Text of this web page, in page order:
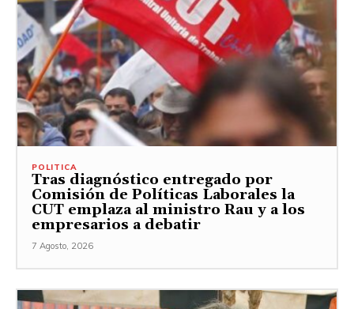
POLITICA
Tras diagnóstico entregado por
Comisión de Políticas Laborales la
CUT emplaza al ministro Rau y a los
empresarios a debatir
7 Agosto, 2026